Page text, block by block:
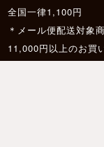
全国一律1,100円
＊メール便配送対象
11,000円以上のお買